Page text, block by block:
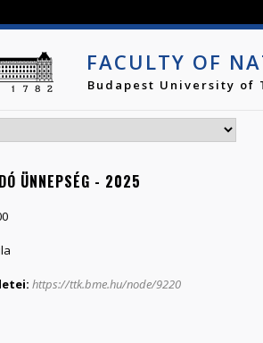
FACULTY OF
Budapest University of
ÜNNEPSÉG - 2025
https://ttk.bme.hu/node/9220